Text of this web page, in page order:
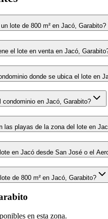
lote de 800 m² en Jacó, Garabito?
el lote en venta en Jacó,
donde se ubica el lote en
en Jacó, Garabito?
las playas de la zona del lote en
en Jacó desde San José o el
de 800 m² en Jacó, Garabito?
en esta zona.